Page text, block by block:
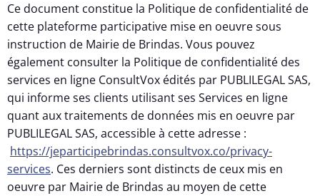
Ce document constitue la Politique de confidentialité de
cette plateforme participative mise en oeuvre sous
instruction de Mairie de Brindas. Vous pouvez
également consulter la Politique de confidentialité des
services en ligne ConsultVox édités par PUBLILEGAL SAS,
qui informe ses clients utilisant ses Services en ligne
quant aux traitements de données mis en oeuvre par
PUBLILEGAL SAS, accessible à cette adresse :
https://jeparticipebrindas.consultvox.co/privacy-
services. Ces derniers sont distincts de ceux mis en
oeuvre par Mairie de Brindas au moyen de cette